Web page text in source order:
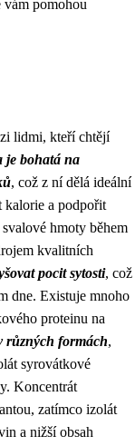
pomohou
lidmi, kteří chtějí
je bohatá na
, což z ní dělá ideální
kalorie a podpořit
hmoty během
kvalitních
pocit sytosti, což
dne. Existuje mnoho
proteinu na
různých formách,
syrovátkové
Koncentrát
zatímco izolát
a nižší obsah